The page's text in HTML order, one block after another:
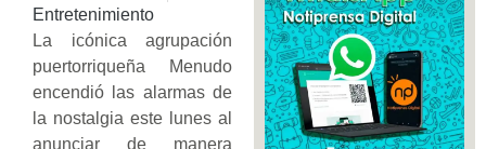
Entretenimiento
La icónica agrupación
puertorriqueña Menudo
encendió las alarmas de
la nostalgia este lunes al
anunciar de manera